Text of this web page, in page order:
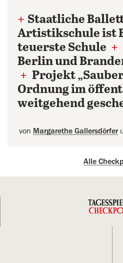
+ Staatliche
Artistikschule ist
teuerste Schule +
Berlin und
+ Projekt
Ordnung im
weitgehend
von Margarethe Gallersdörfer
Alle